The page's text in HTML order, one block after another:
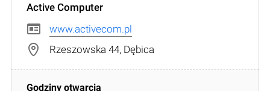
Active Computer
www.activecom.pl
Rzeszowska 44, Dębica